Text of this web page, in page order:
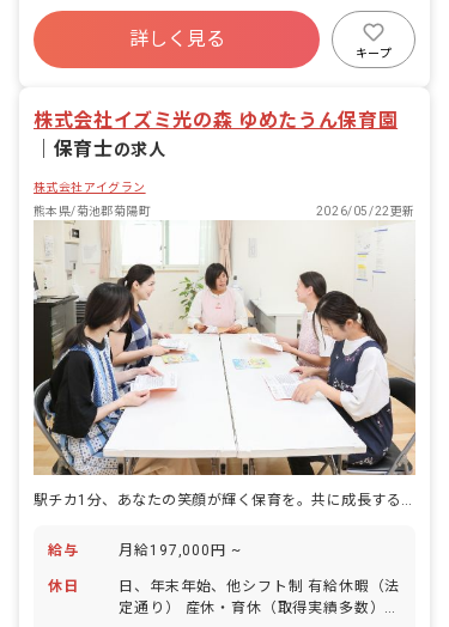
の計画・実行、お知らせの作成
ボーナス・賞与あり
社会保険完備
有給
福利厚生充実
退職金制度
昇給昇進あり
詳しく見る
キープ
株式会社イズミ光の森 ゆめたうん保育園
保育士の求人
株式会社アイグラン
熊本県/菊池郡菊陽町
2026/05/22更新
駅チカ1分、あなたの笑顔が輝く保育を。共に成長する温かな「母なる大地」で。
給与 月給197,000円 ~
休日
日、年末年始、他シフト制 有給休暇（法
定通り） 産休・育休（取得実績多数）